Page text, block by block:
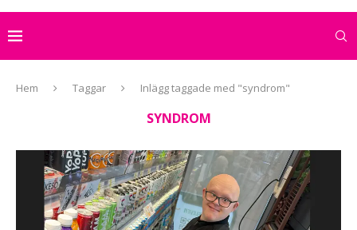
Hem Taggar Inlägg taggade med "syndrom"
SYNDROM